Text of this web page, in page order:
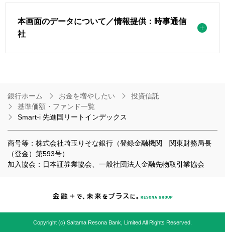
本画面のデータについて／情報提供：時事通信
社
銀行ホーム お金を増やしたい
投資信託
基準価額・ファンド一覧
Smart-i 先進国リートインデックス
商号等：株式会社埼玉りそな銀行（登録金融機関 関東財務局長
（登金）第593号）
加入協会：日本証券業協会、一般社団法人金融先物取引業協会
Copyright (c) Saitama Resona Bank, Limited All Rights Reserved.